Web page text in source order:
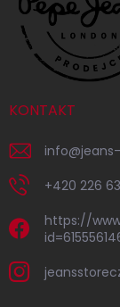
KONTAKT
info@
+420 226
https://